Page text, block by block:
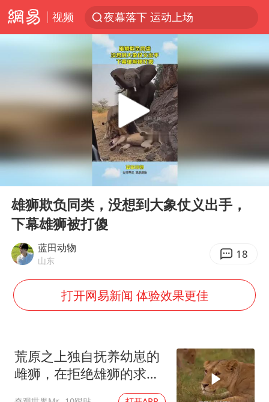
视频
夜幕落下 运动上场
以军空袭黎南部真主党
Meta被判支付5.67亿美元
“空调24小时开着更省电”不实
公司“上四休三”但要降薪1000元
段绚竞因公牺牲 年仅44岁
实探山东最热的“中国蔬菜之乡”
船舶避风项目停工 多地全力防台风
服务实体经济 财政金融打出组合拳
Play
00:14
雄狮欺负同类，没想到大象仗义出手，
下幕雄狮被打傻
蓝田动物
山东 18
打开网易新闻 体验效果更佳
荒原之上独自抚养幼崽的
雌狮，在拒绝雄狮的求偶
时，竟然被用饥饿来报复